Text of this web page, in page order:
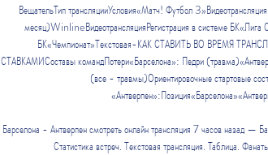
ВещательТип трансляцииУсловия«Матч! Футбол
месяц)WinlineВидеотрансляцияРегистрация в системе БК«Лига
БК«Чемпионат»Текстовая-КАК СТАВИТЬ ВО ВРЕМЯ
СТАВКАМИСоставы командПотери«Барселона»: Педри
(все - травмы)Ориентировочные стартовые
Барселона - Антверпен смотреть онлайн трансляция 7 часов назад —
Статистика встреч. Текстовая трансляция. Таблица.